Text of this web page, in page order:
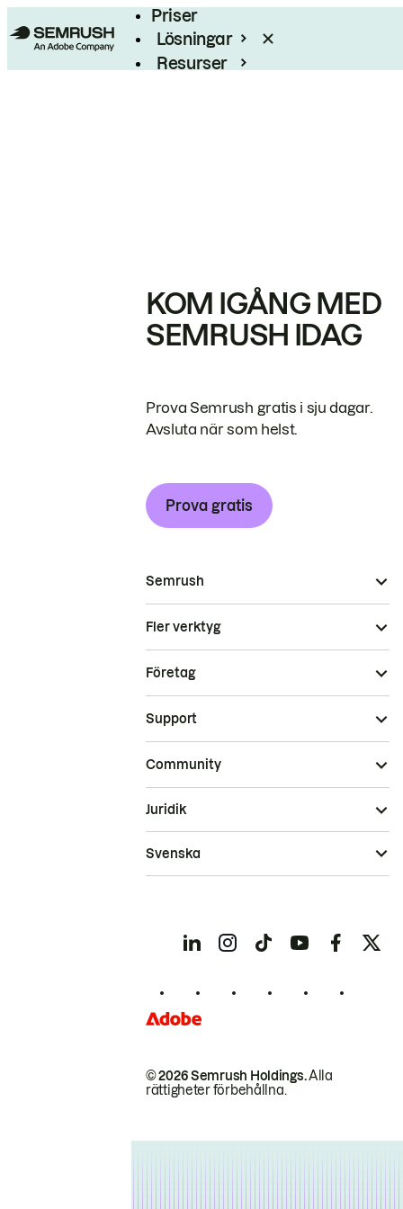
Priser
Lösningar
Resurser
KOM IGÅNG MED
SEMRUSH IDAG
Prova Semrush gratis i sju dagar.
Avsluta när som helst.
Prova gratis
Semrush
Fler verktyg
Företag
Support
Community
© 2026 Semrush Holdings.Alla
rättigheter förbehållna.
Juridik
Svenska